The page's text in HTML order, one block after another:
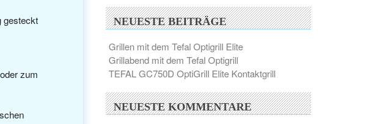
gesteckt
zum
NEUESTE BEITRÄGE
Grillen mit dem Tefal Optigrill Elite
Grillabend mit dem Tefal Optigrill
TEFAL GC750D OptiGrill Elite Kontaktgrill
NEUESTE KOMMENTARE